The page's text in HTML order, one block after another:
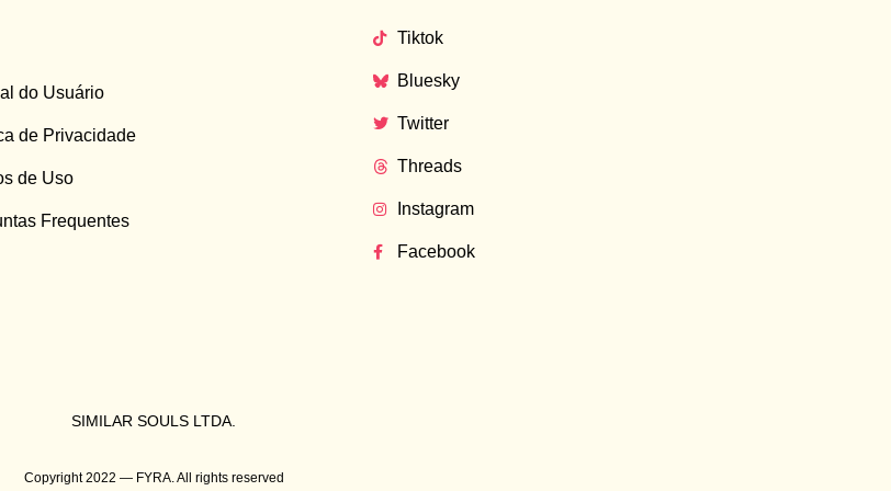
do Usuário
de Privacidade
de Uso
Frequentes
Tiktok
Bluesky
Twitter
Threads
Instagram
Facebook
SIMILAR SOULS LTDA.
Copyright 2022 — FYRA. All rights reserved